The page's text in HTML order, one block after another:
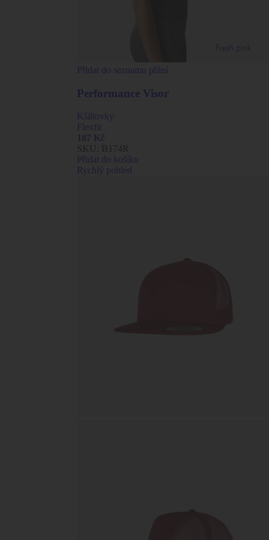
Přidat do seznamu přání
Performance Visor
Kšiltovky
Flexfit
SKU:
B174R
Přidat do košíku
Rychlý pohled